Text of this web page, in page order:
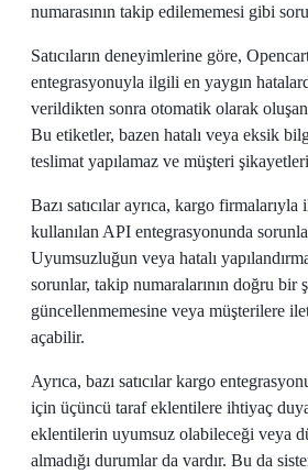
numarasının takip edilememesi gibi
Satıcıların deneyimlerine göre,
entegrasyonuyla ilgili en yaygın
verildikten sonra otomatik olarak
Bu etiketler, bazen hatalı veya eksik
teslimat yapılamaz ve müşteri
Bazı satıcılar ayrıca, kargo
kullanılan API entegrasyonunda
Uyumsuzluğun veya hatalı
sorunlar, takip numaralarının doğru bir
güncellenmemesine veya müşterilere
açabilir.
Ayrıca, bazı satıcılar kargo
için üçüncü taraf eklentilere ihtiyaç
eklentilerin uyumsuz olabileceği veya
almadığı durumlar da vardır. Bu da